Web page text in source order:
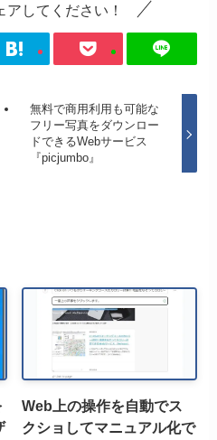
アしてください！
無料で商用利用も可能な
フリー写真をダウンロー
ドできるWebサービス
『picjumbo』
Web上の操作を自動でス
クショしてマニュアル化で